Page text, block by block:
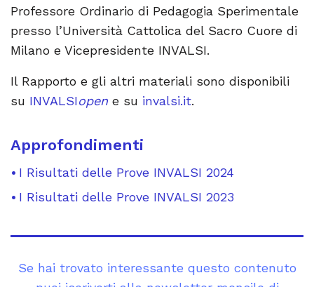
Professore Ordinario di Pedagogia Sperimentale
presso l’Università Cattolica del Sacro Cuore di
Milano e Vicepresidente INVALSI.
Il Rapporto e gli altri materiali sono disponibili
su INVALSIopen e su invalsi.it.
Approfondimenti
I Risultati delle Prove INVALSI 2024
I Risultati delle Prove INVALSI 2023
Se hai trovato interessante questo contenuto